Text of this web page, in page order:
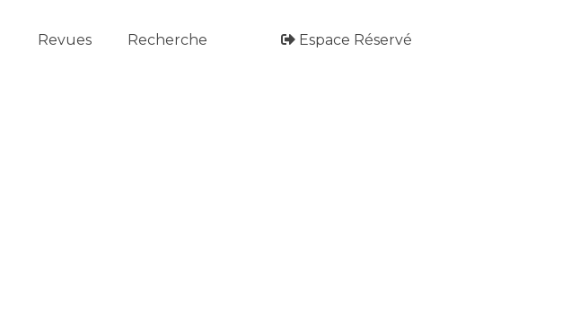
Revues Recherche Espace Réservé